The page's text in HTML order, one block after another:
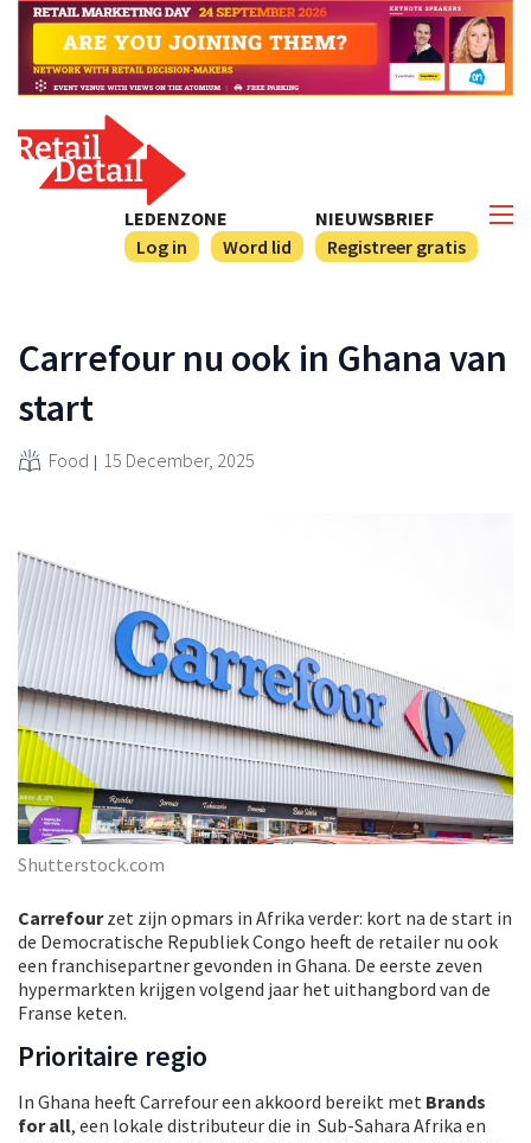
NIEUWSBRIEF
Registreer gratis
LEDENZONE
Log in
Word lid
Carrefour nu ook in Ghana van
start
Food 15 December, 2025
Shutterstock.com
Carrefourzet zijn opmars in Afrika verder: kort na de start in
de Democratische Republiek Congo heeft de retailer nu ook
een franchisepartner gevonden in Ghana. De eerste zeven
hypermarkten krijgen volgend jaar het uithangbord van de
Franse keten.
Prioritaire regio
In Ghana heeft Carrefour een akkoord bereikt met Brands
for all, een lokale distributeur die in Sub-Sahara Afrika en